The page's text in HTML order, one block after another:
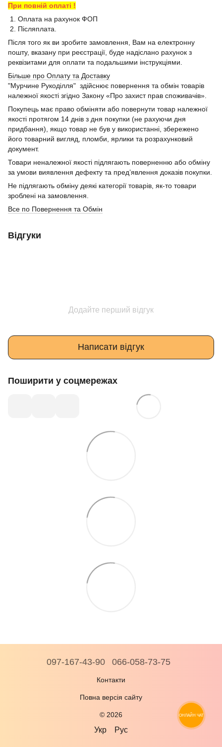
При повній оплаті !
1. Оплата на рахунок ФОП
2. Післяплата.
Після того як ви зробите замовлення, Вам на електронну
пошту, вказану при реєстрації, буде надіслано рахунок з
реквізитами для оплати та подальшими інструкціями.
Більше про Оплату та Доставку
"Мурчине Рукоділля" здійснює повернення та обмін товарів
належної якості згідно Закону «Про захист прав споживачів».
Покупець має право обміняти або повернути товар належної
якості протягом 14 днів з дня покупки (не рахуючи дня
придбання), якщо товар не був у використанні, збережено
його товарний вигляд, пломби, ярлики та розрахунковий
документ.
Товари неналежної якості підлягають поверненню або обміну
за умови виявлення дефекту та пред’явлення доказів покупки.
Не підлягають обміну деякі категорії товарів, як-то товари
зроблені на замовлення.
Все по Повернення та Обмін
Відгуки
Додайте перший відгук
Написати відгук
Поширити у соцмережах
097-167-43-90 066-058-73-75
Контакти
Повна версія сайту
© 2026
Укр Рус
ОНЛАЙН ЧАТ